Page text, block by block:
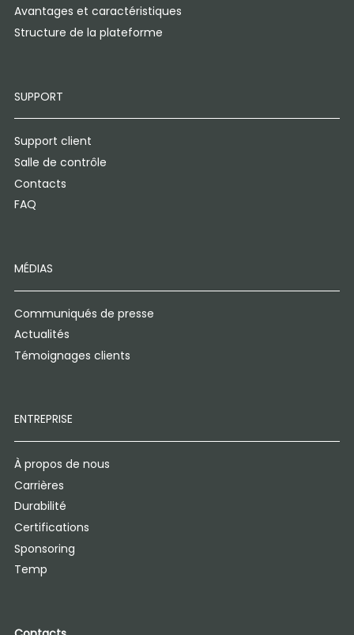
Avantages et caractéristiques
Structure de la plateforme
SUPPORT
Support client
Salle de contrôle
Contacts
FAQ
MÉDIAS
Communiqués de presse
Actualités
Témoignages clients
ENTREPRISE
À propos de nous
Carrières
Durabilité
Certifications
Sponsoring
Temp